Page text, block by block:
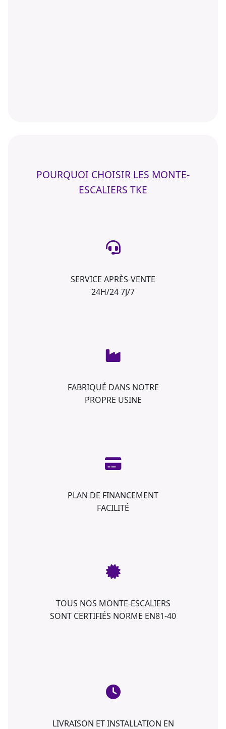
POURQUOI CHOISIR LES MONTE-
ESCALIERS TKE
SERVICE APRÈS-VENTE
24H/24 7J/7
FABRIQUÉ DANS NOTRE
PROPRE USINE
PLAN DE FINANCEMENT
FACILITÉ
TOUS NOS MONTE-ESCALIERS
SONT CERTIFIÉS NORME EN81-40
LIVRAISON ET INSTALLATION EN